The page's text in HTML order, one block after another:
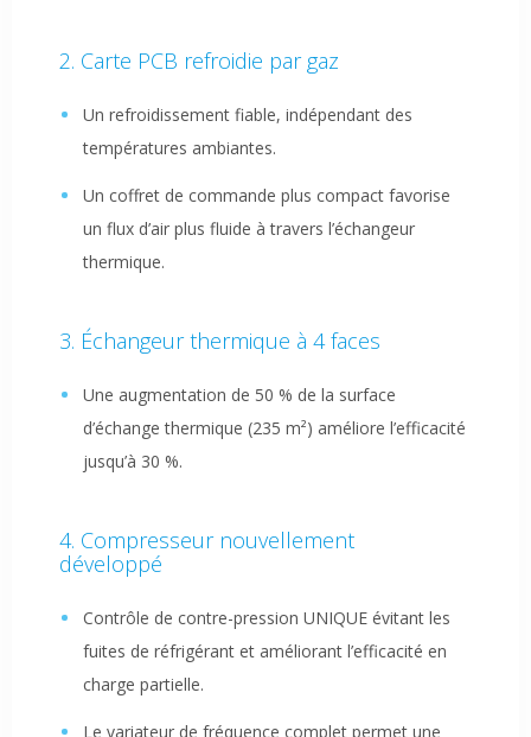
Carte PCB refroidie par gaz
Un refroidissement fiable, indépendant des
températures ambiantes.
Un coffret de commande plus compact favorise
un flux d’air plus fluide à travers l’échangeur
thermique.
Échangeur thermique à 4 faces
Une augmentation de 50 % de la surface
d’échange thermique (235 m²) améliore l’efficacité
jusqu’à 30 %.
Compresseur nouvellement
développé
Contrôle de contre-pression UNIQUE évitant les
fuites de réfrigérant et améliorant l’efficacité en
charge partielle.
Le variateur de fréquence complet permet une